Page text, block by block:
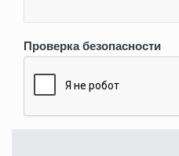
Проверка безопасности